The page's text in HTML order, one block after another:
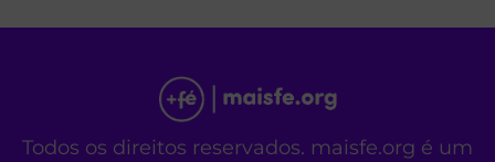
Todos os direitos reservados. maisfe.org é um